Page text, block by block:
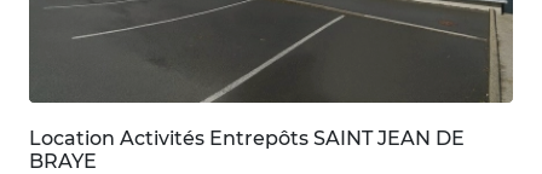
Location Activités Entrepôts SAINT JEAN DE
BRAYE